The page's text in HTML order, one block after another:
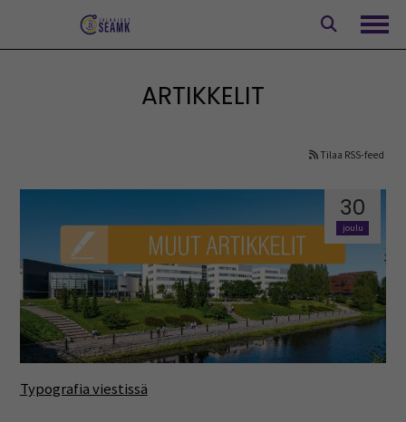
ARTIKKELIT
Tilaa RSS-feed
30
joulu
Typografia viestissä